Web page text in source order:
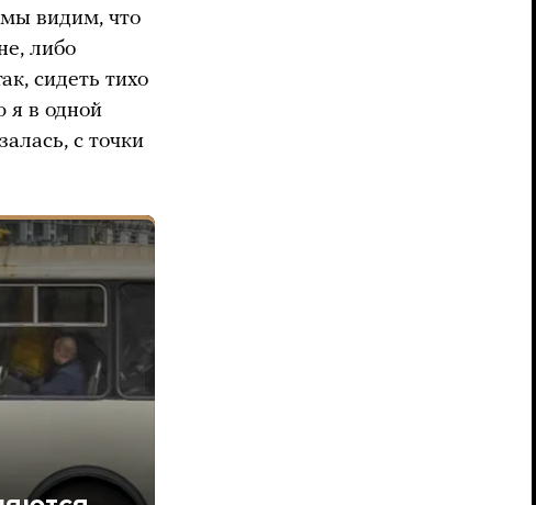
мы видим, что
либо
сидеть тихо
я в одной
с точки